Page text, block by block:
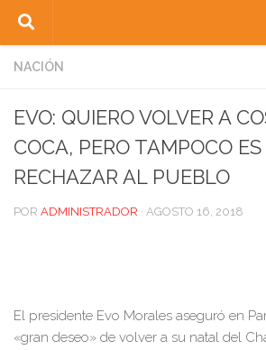
Saltar al contenido
NACIÓN
EVO: QUIERO VOLVER A
COCA, PERO TAMPOCO
RECHAZAR AL PUEBLO
POR ADMINISTRADOR · AGOSTO 16, 2018
El presidente Evo Morales aseguró en
«gran deseo» de volver a su natal del